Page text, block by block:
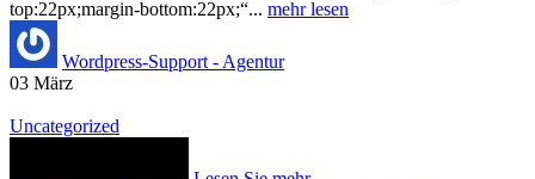
top:22px;margin-bottom:22px;“... mehr lesen
Wordpress-Support - Agentur
03 März
Uncategorized